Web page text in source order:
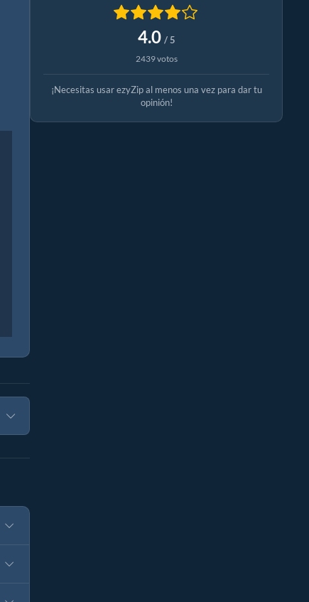
4.0 / 5
2439 votos
¡Necesitas usar ezyZip al menos una vez para dar tu
opinión!